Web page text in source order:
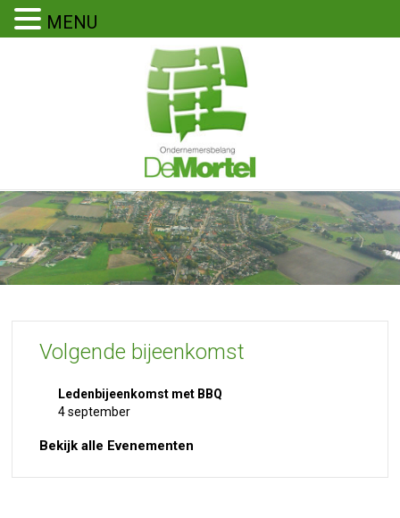
Volgende bijeenkomst
Ledenbijeenkomst met BBQ
4 september
Bekijk alle Evenementen
MENU